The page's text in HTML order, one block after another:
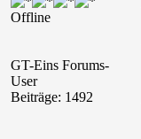
Offline
GT-Eins Forums-
User
Beiträge: 1492